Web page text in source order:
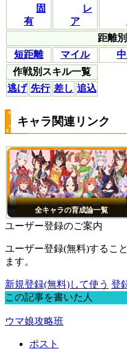
固
有
レ
ア
距離
短距離
マイル
作戦別スキル一覧
逃げ 先行 差し 追込
キャラ関連リンク
全キャラの育成論一覧
ユーザー登録のご案内
ユーザー登録(無料)するこ
ます。
新規登録(無料)して使う 登
この記事を書いた人
ウマ娘攻略班
ポスト